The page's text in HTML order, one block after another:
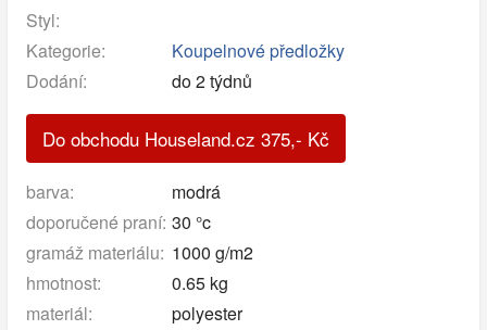
Styl:
Kategorie:
Koupelnové předložky
Dodání:
do 2 týdnů
Do obchodu Houseland.cz 375,- Kč
barva:
modrá
doporučené praní: 30 °c
gramáž materiálu: 1000 g/m2
hmotnost:
0.65 kg
materiál:
polyester